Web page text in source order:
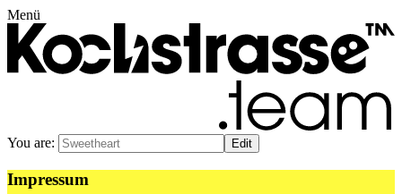
Menü
You are:
Impressum